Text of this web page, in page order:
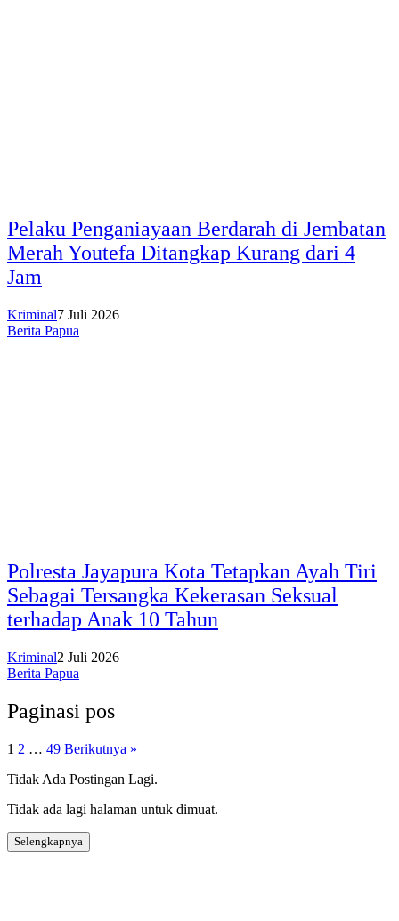
Pelaku Penganiayaan Berdarah di Jembatan
Merah Youtefa Ditangkap Kurang dari 4
Jam
Kriminal7 Juli 2026
Berita Papua
Polresta Jayapura Kota Tetapkan Ayah Tiri
Sebagai Tersangka Kekerasan Seksual
terhadap Anak 10 Tahun
Kriminal2 Juli 2026
Berita Papua
Paginasi pos
1 2 … 49 Berikutnya »
Tidak Ada Postingan Lagi.
Tidak ada lagi halaman untuk dimuat.
Selengkapnya